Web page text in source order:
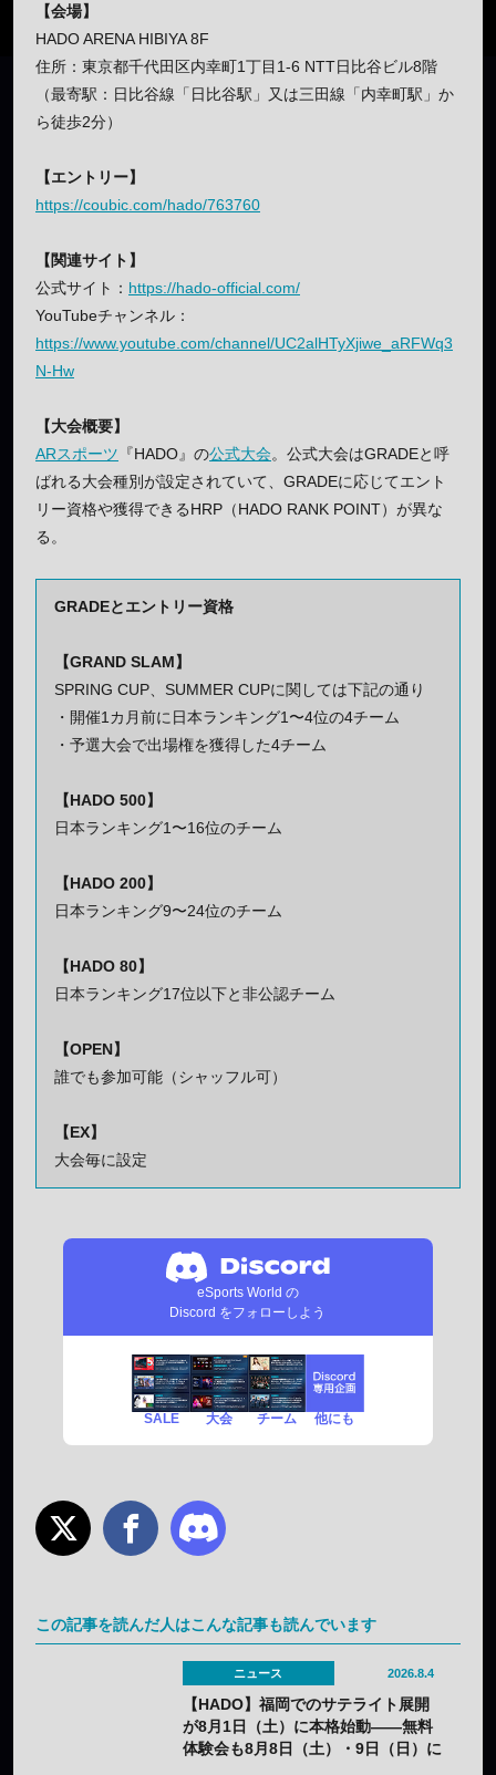
【会場】
HADO ARENA HIBIYA 8F
住所：東京都千代田区内幸町1丁目1-6 NTT日比谷ビル8階
（最寄駅：日比谷線「日比谷駅」又は三田線「内幸町駅」か
ら徒歩2分）
【エントリー】
https://coubic.com/hado/763760
【関連サイト】
公式サイト： https://hado-official.com/
YouTubeチャンネル：
https://www.youtube.com/channel/UC2alHTyXjiwe_aRFWq3
N-Hw
【大会概要】
ARスポーツ 『HADO』の公式大会。公式大会はGRADEと呼
ばれる大会種別が設定されていて、GRADEに応じてエント
リー資格や獲得できるHRP（HADO RANK POINT）が異な
る。
GRADEとエントリー資格
【GRAND SLAM】
SPRING CUP、SUMMER CUPに関しては下記の通り
・開催1カ月前に日本ランキング1〜4位の4チーム
・予選大会で出場権を獲得した4チーム
【HADO 500】
日本ランキング1〜16位のチーム
【HADO 200】
日本ランキング9〜24位のチーム
【HADO 80】
日本ランキング17位以下と非公認チーム
【OPEN】
誰でも参加可能（シャッフル可）
【EX】
大会毎に設定
eSports World の
Discord をフォローしよう
SALE 大会 チーム 他にも
この記事を読んだ人はこんな記事も読んでいます
ニュース 2026.8.4
【HADO】福岡でのサテライト展開
が8月1日（土）に本格始動——無料
体験会も8月8日（土）・9日（日）に